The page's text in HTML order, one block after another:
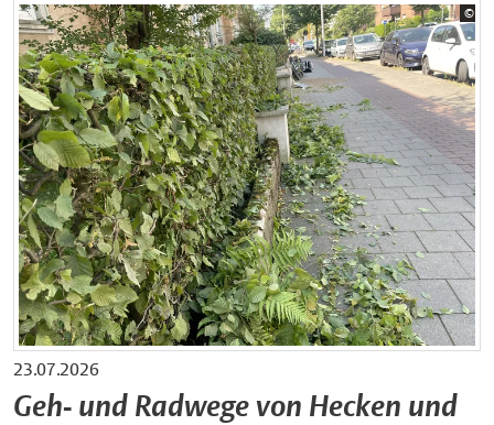
©
23.07.2026
Geh- und Radwege von Hecken und